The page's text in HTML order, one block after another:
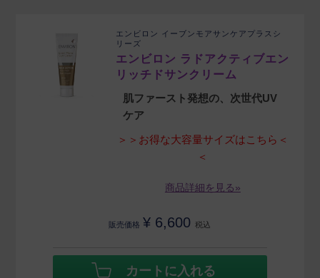
エンビロン イーブンモアサンケアプラスシ
リーズ
エンビロン ラドアクティブエン
リッチドサンクリーム
肌ファースト発想の、次世代UV
ケア
＞＞お得な大容量サイズはこちら＜
＜
商品詳細を見る»
販売価格 ¥ 6,600 税込
カートに入れる